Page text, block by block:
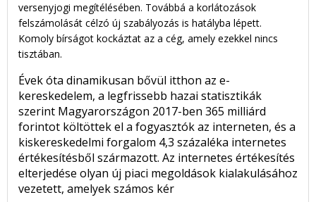
versenyjogi megítélésében. Továbbá a korlátozások
felszámolását célzó új szabályozás is hatályba lépett.
Komoly bírságot kockáztat az a cég, amely ezekkel nincs
tisztában.
Évek óta dinamikusan bővül itthon az e-
kereskedelem, a legfrissebb hazai statisztikák
szerint Magyarországon 2017-ben 365 milliárd
forintot költöttek el a fogyasztók az interneten, és a
kiskereskedelmi forgalom 4,3 százaléka internetes
értékesítésből származott. Az internetes értékesítés
elterjedése olyan új piaci megoldások kialakulásához
vezetett, amelyek számos kér